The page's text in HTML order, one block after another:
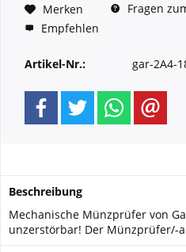
Merken
Fragen
Empfehlen
Artikel-Nr.: gar-2A4-
Beschreibung
Mechanische Münzprüfer von
unzerstörbar! Der Münzprüfer/-